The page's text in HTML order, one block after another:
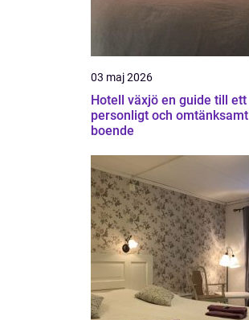
03 maj 2026
Hotell växjö en guide till ett
personligt och omtänksamt
boende